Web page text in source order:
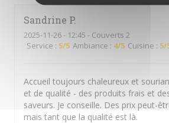
Sandrine P
2025-11-26- 12:45 - Couverts 2
Service : 5/5 Ambiance : 4/5 Cuisine : 5/
Accueil toujours chaleureux et
et de qualité - des produits frais et
saveurs. Je conseille. Des prix peut-
mais tant que la qualité est là.